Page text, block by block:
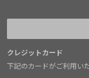
クレジットカード
下記のカードがご利用い